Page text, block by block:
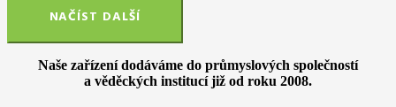
NAČÍST DALŠÍ
Naše zařízení dodáváme do průmyslových společností
a věděckých institucí již od roku 2008.